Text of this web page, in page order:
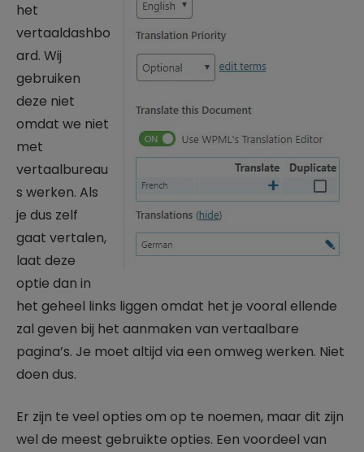
het
vertaaldashbo
ard. Wij
gebruiken
deze niet
omdat we niet
met
vertaalbureau
s werken. Als
je dus zelf
gaat vertalen,
laat deze
optie dan in
het geheel links liggen omdat het je vooral ellende
zal geven bij het aanmaken van vertaalbare
pagina’s. Je moet altijd via een omweg werken. Niet
doen dus.
Er zijn te veel opties om op te noemen, maar dit zijn
wel de meest gebruikte opties. Een voordeel van